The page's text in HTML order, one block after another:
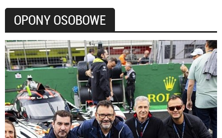
OPONY OSOBOWE